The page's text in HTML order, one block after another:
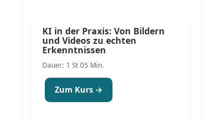
KI in der Praxis: Von Bildern
und Videos zu echten
Erkenntnissen
Dauer: 1 St 05 Min.
Zum Kurs →